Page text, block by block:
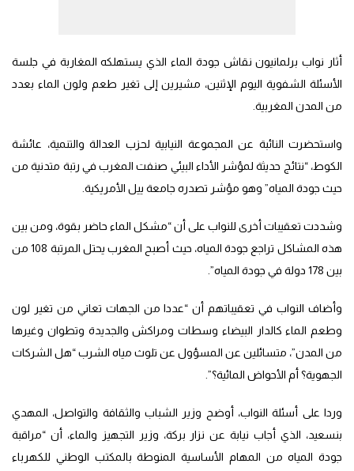
أثار نواب برلمانيون نقاش جودة الماء الذي يستهلكه المغاربة في جلسة
الأسئلة الشفوية اليوم الإثنين، مشيرين إلى تغير طعم ولون الماء بعدد
من المدن المغربية.
واستحضرت النائبة عن المجموعة النيابية لحزب العدالة والتنمية، عائشة
الكوط، “نتائج حديثة لمؤشر الأداء البيئي صنفت المغرب في رتبة متدنية من
حيث جودة المياه” وهو مؤشر تصدره جامعة ييل الأمريكية.
وشددت تعقيبات أخرى للنواب على أن “مشكل الماء حاضر بقوة، ومن بين
هذه المشاكل تراجع جودة المياه، حيث أصبح المغرب يحتل المرتبة 108 من
بين 178 دولة في جودة المياه”.
وأضاف النواب في تعقيباتهم أن “عددا من الجهات تعاني من تغير لون
وطعم الماء كالدار البيضاء وسطات ومراكش والجديدة وتطوان وغيرها
من المدن”، متسائلين عن المسؤول عن تلوث مياه الشرب “هل الشركات
الجهوية؟ أم الأحواض المائية؟”.
وردا على أسئلة النواب، أوضح وزير الشباب والثقافة والتواصل، المهدي
بنسعيد، الذي أجاب نيابة عن نزار بركة، وزير التجهيز والماء، أن “مراقبة
جودة المياه من المهام الأساسية المنوطة بالمكتب الوطني للكهرباء